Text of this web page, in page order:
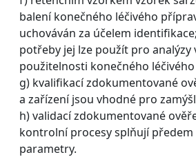
balení konečného léčivého
uchováván za účelem
potřeby jej lze použít pro
použitelnosti konečného
g) kvalifikací zdokumentované
a zařízení jsou vhodné pro
h) validací zdokumentované
kontrolní procesy splňují předem
parametry.